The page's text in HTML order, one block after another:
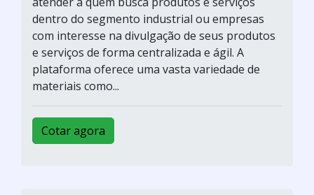
dentro do segmento industrial ou empresas
com interesse na divulgação de seus produtos
e serviços de forma centralizada e ágil. A
plataforma oferece uma vasta variedade de
materiais como...
Cotar agora